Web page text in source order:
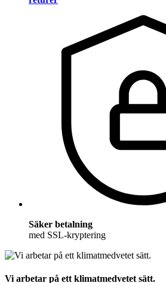
Säker betalning
med SSL-kryptering
Vi arbetar på ett klimatmedvetet sätt.